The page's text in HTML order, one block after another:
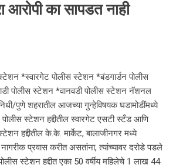
का सापडत नाही
*स्वारगेट पोलीस स्टेशन *बंडगार्डन पोलीस
पोलीस स्टेशन *वानवडी पोलीस स्टेशन नॅशनल
पुणे शहरातील आजच्या गुन्हेविषयक घडामोडींमध्ये
पोलीस स्टेशन हद्दीतील स्वारगेट एसटी स्टँड आणि
हद्दीतील के.के. मार्केट, बालाजीनगर मध्ये
प्रवास करीत असतांना, त्यांच्यावर दरोडे पडले
स्टेशन हद्दीत एका 50 वर्षीय महिलेचे 1 लाख 44